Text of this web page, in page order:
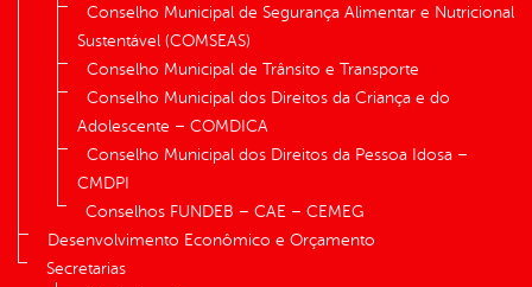
Conselho Municipal de Segurança Alimentar e Nutricional
Sustentável (COMSEAS)
Conselho Municipal de Trânsito e Transporte
Conselho Municipal dos Direitos da Criança e do
Adolescente – COMDICA
Conselho Municipal dos Direitos da Pessoa Idosa –
CMDPI
Conselhos FUNDEB – CAE – CEMEG
Desenvolvimento Econômico e Orçamento
Secretarias